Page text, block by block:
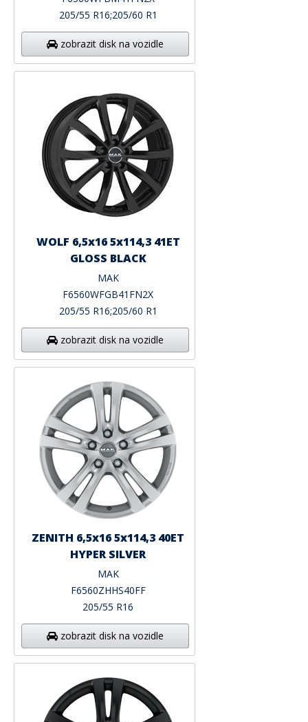
205/55 R16;205/60 R1
zobrazit disk na vozidle
WOLF 6,5x16 5x114,3 41ET
GLOSS BLACK
MAK
F6560WFGB41FN2X
205/55 R16;205/60 R1
zobrazit disk na vozidle
ZENITH 6,5x16 5x114,3 40ET
HYPER SILVER
MAK
F6560ZHHS40FF
205/55 R16
zobrazit disk na vozidle